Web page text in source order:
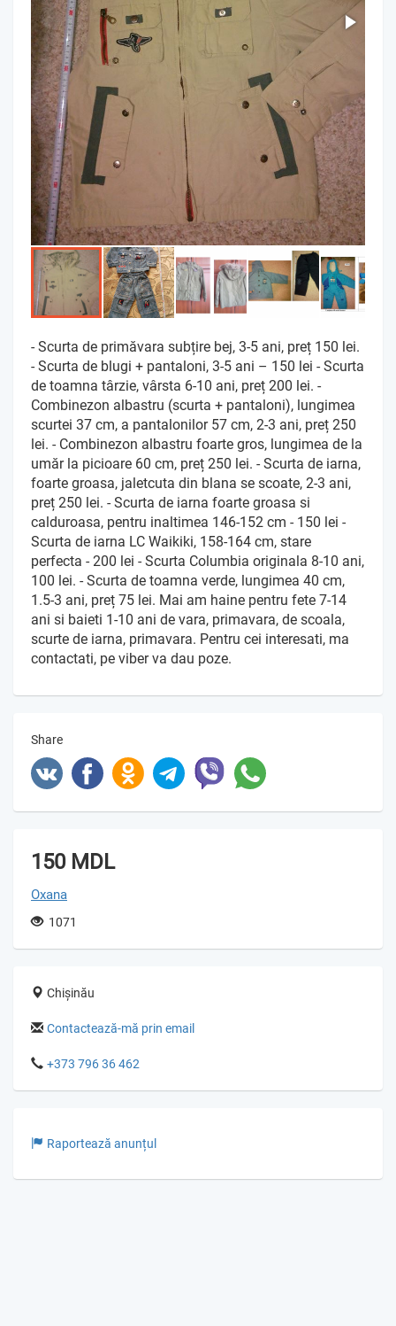
- Scurta de primăvara subțire bej, 3-5 ani, preț 150 lei.
- Scurta de blugi + pantaloni, 3-5 ani – 150 lei - Scurta
de toamna târzie, vârsta 6-10 ani, preț 200 lei. -
Combinezon albastru (scurta + pantaloni), lungimea
scurtei 37 cm, a pantalonilor 57 cm, 2-3 ani, preț 250
lei. - Combinezon albastru foarte gros, lungimea de la
umăr la picioare 60 cm, preț 250 lei. - Scurta de iarna,
foarte groasa, jaletcuta din blana se scoate, 2-3 ani,
preț 250 lei. - Scurta de iarna foarte groasa si
calduroasa, pentru inaltimea 146-152 cm - 150 lei -
Scurta de iarna LC Waikiki, 158-164 cm, stare
perfecta - 200 lei - Scurta Columbia originala 8-10 ani,
100 lei. - Scurta de toamna verde, lungimea 40 cm,
1.5-3 ani, preț 75 lei. Mai am haine pentru fete 7-14
ani si baieti 1-10 ani de vara, primavara, de scoala,
scurte de iarna, primavara. Pentru cei interesati, ma
contactati, pe viber va dau poze.
Share
150 MDL
Oxana
1071
Chișinău
Contactează-mă prin email
+373 796 36 462
Raportează anunțul